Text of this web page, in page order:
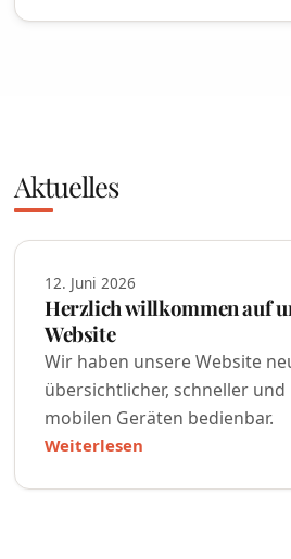
Aktuelles
12. Juni 2026
Herzlich willkommen auf
Website
Wir haben unsere Website
übersichtlicher, schneller und
mobilen Geräten bedienbar.
Weiterlesen